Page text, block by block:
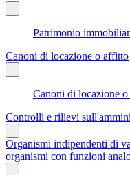
Patrimonio
Canoni di locazione o affitto
Canoni di locazione
Controlli e rilievi
Organismi indipendenti di
organismi con funzioni